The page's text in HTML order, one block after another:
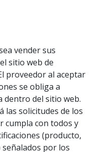
vender sus
sitio web de
proveedor al aceptar
se obliga a
del sitio web.
las solicitudes de los
cumpla con todos y
(producto,
por los